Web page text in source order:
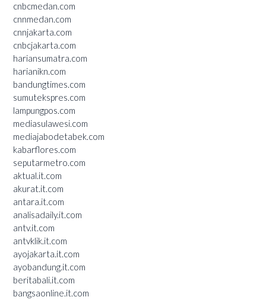
cnbcmedan.com
cnnmedan.com
cnnjakarta.com
cnbcjakarta.com
hariansumatra.com
harianikn.com
bandungtimes.com
sumutekspres.com
lampungpos.com
mediasulawesi.com
mediajabodetabek.com
kabarflores.com
seputarmetro.com
aktual.it.com
akurat.it.com
antara.it.com
analisadaily.it.com
antv.it.com
antvklik.it.com
ayojakarta.it.com
ayobandung.it.com
beritabali.it.com
bangsaonline.it.com